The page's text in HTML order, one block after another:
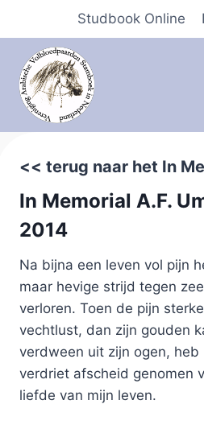
inhoud
Studbook Online
<< terug naar het In
In Memorial A.F.
2014
Na bijna een leven vol pijn
maar hevige strijd tegen
verloren. Toen de pijn
vechtlust, dan zijn gouden
verdween uit zijn ogen, heb
verdriet afscheid genomen
liefde van mijn leven.